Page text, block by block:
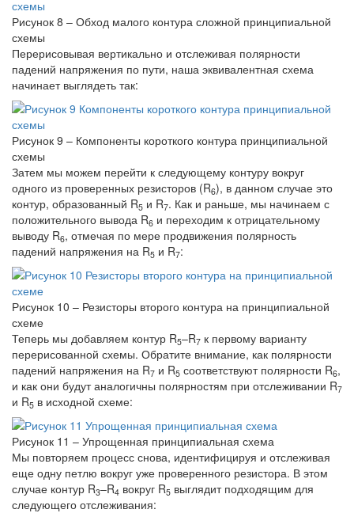
Рисунок 8 – Обход малого контура сложной принципиальной
схемы
Перерисовывая вертикально и отслеживая полярности
падений напряжения по пути, наша эквивалентная схема
начинает выглядеть так:
Рисунок 9 – Компоненты короткого контура принципиальной
схемы
Затем мы можем перейти к следующему контуру вокруг
одного из проверенных резисторов (R6), в данном случае это
контур, образованный R5 и R7. Как и раньше, мы начинаем с
положительного вывода R6 и переходим к отрицательному
выводу R6, отмечая по мере продвижения полярность
падений напряжения на R5 и R7:
Рисунок 10 – Резисторы второго контура на принципиальной
схеме
Теперь мы добавляем контур R5–R7 к первому варианту
перерисованной схемы. Обратите внимание, как полярности
падений напряжения на R7 и R5 соответствуют полярности R6,
и как они будут аналогичны полярностям при отслеживании R7
и R5 в исходной схеме:
Рисунок 11 – Упрощенная принципиальная схема
Мы повторяем процесс снова, идентифицируя и отслеживая
еще одну петлю вокруг уже проверенного резистора. В этом
случае контур R3–R4 вокруг R5 выглядит подходящим для
следующего отслеживания: